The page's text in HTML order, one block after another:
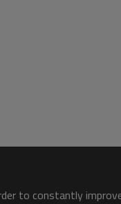
to constantly